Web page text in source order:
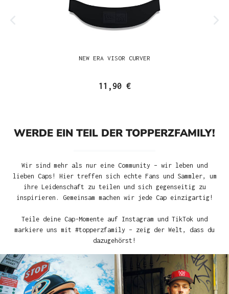
NEW ERA VISOR CURVER
11,90 €
WERDE EIN TEIL DER TOPPERZFAMILY!
Wir sind mehr als nur eine Community – wir leben und
lieben Caps! Hier treffen sich echte Fans und Sammler, um
ihre Leidenschaft zu teilen und sich gegenseitig zu
inspirieren. Gemeinsam machen wir jede Cap einzigartig!
Teile deine Cap-Momente auf Instagram und TikTok und
markiere uns mit #topperzfamily – zeig der Welt, dass du
dazugehörst!